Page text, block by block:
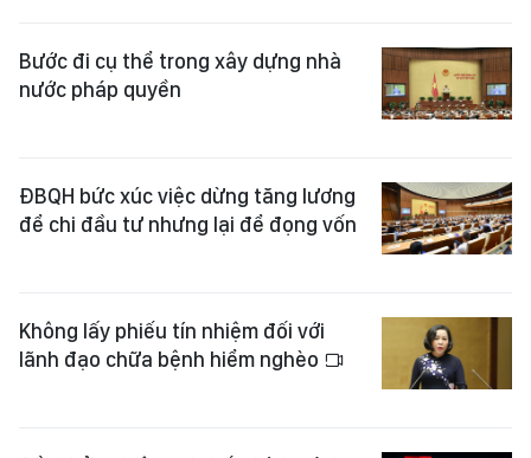
Bước đi cụ thể trong xây dựng nhà
nước pháp quyền
ĐBQH bức xúc việc dừng tăng lương
để chi đầu tư nhưng lại để đọng vốn
Không lấy phiếu tín nhiệm đối với
lãnh đạo chữa bệnh hiểm nghèo